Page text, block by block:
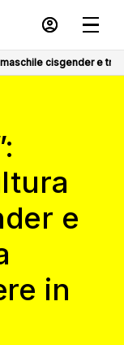
maschile cisgender e
e
in